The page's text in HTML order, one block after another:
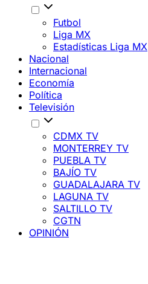
Futbol
Liga MX
Estadísticas Liga MX
Nacional
Internacional
Economía
Política
Televisión
CDMX TV
MONTERREY TV
PUEBLA TV
BAJÍO TV
GUADALAJARA TV
LAGUNA TV
SALTILLO TV
CGTN
OPINIÓN